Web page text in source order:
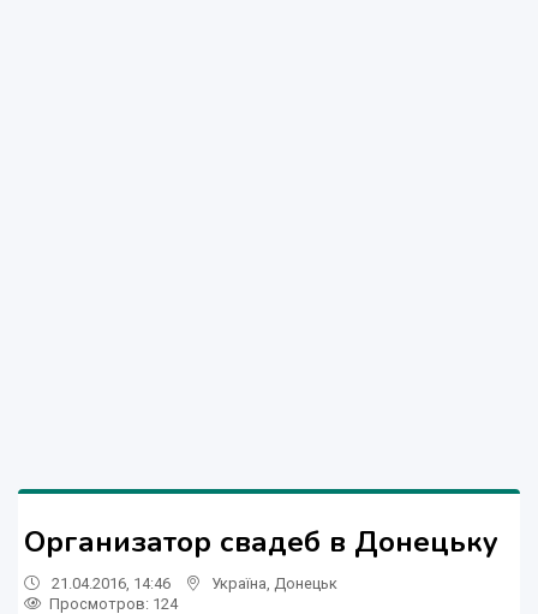
Организатор свадеб в Донецьку
21.04.2016, 14:46 Україна Донецьк
Просмотров: 124